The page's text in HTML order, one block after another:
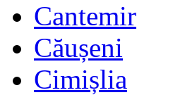
Cantemir
Căușeni
Cimișlia